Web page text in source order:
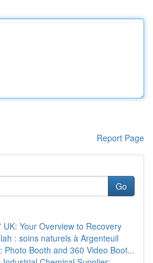
Report Page
Go
UK: Your Overview to Recovery
: soins naturels à Argenteuil
Photo Booth and 360 Video Boot...